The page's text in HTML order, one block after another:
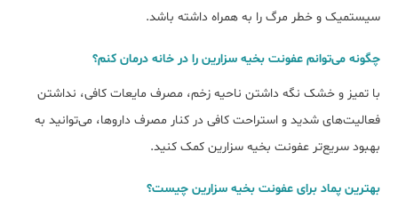
سیستمیک و خطر مرگ را به همراه داشته باشد.
چگونه می‌توانم عفونت بخیه سزارین را در خانه درمان کنم؟
با تمیز و خشک نگه داشتن ناحیه زخم، مصرف مایعات کافی، نداشتن
فعالیت‌های شدید و استراحت کافی در کنار مصرف داروها، می‌توانید به
بهبود سریع‌تر عفونت بخیه سزارین کمک کنید.
بهترین پماد برای عفونت بخیه سزارین چیست؟